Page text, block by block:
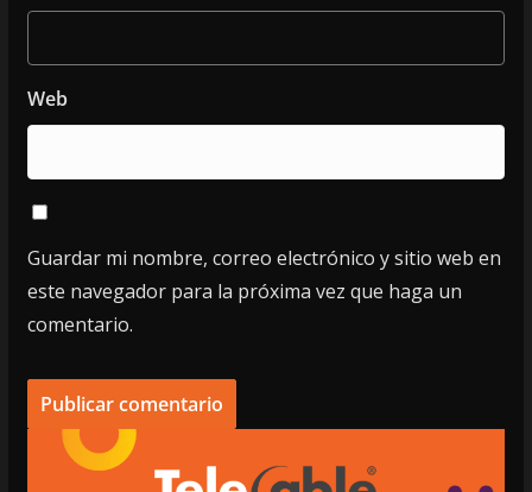
Web
Guardar mi nombre, correo electrónico y sitio web en
este navegador para la próxima vez que haga un
comentario.